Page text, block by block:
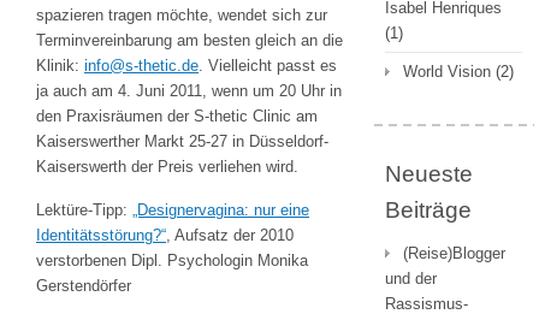
spazieren tragen möchte, wendet sich zur
Terminvereinbarung am besten gleich an die
Klinik: info@s-thetic.de . Vielleicht passt es
ja auch am 4. Juni 2011, wenn um 20 Uhr in
den Praxisräumen der S-thetic Clinic am
Kaiserswerther Markt 25-27 in Düsseldorf-
Kaiserswerth der Preis verliehen wird.
Lektüre-Tipp:
„Designervagina: nur eine
Identitätsstörung?“ , Aufsatz der 2010
verstorbenen Dipl. Psychologin Monika
Gerstendörfer
Isabel Henriques
(1)
World Vision (2)
Neueste
Beiträge
(Reise)Blogger
und der
Rassismus-